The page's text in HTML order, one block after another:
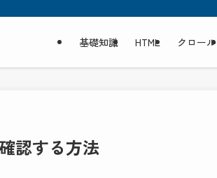
基礎知識 HTML クロール
認する方法